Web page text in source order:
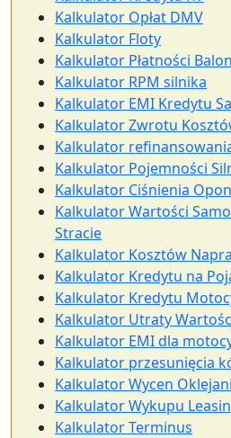
Kalkulator Opłat DMV
Kalkulator Floty
Kalkulator Płatności
Kalkulator RPM silnika
Kalkulator EMI Kredytu
Kalkulator Zwrotu
Kalkulator
Kalkulator Pojemności
Kalkulator Ciśnienia
Kalkulator Wartości
Stracie
Kalkulator Kosztów
Kalkulator Kredytu na
Kalkulator Kredytu
Kalkulator Utraty
Kalkulator EMI dla
Kalkulator przesunięcia
Kalkulator Wycen
Kalkulator Wykupu
Kalkulator Terminus